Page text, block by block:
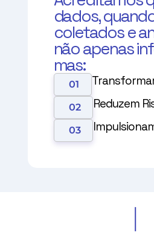
dados,
coletados e
não apenas
mas:
01
02 Reduzem
03